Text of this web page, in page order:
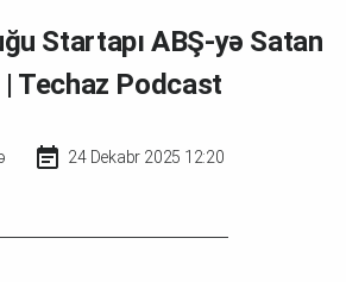
Startapı ABŞ-yə Satan
Techaz Podcast
24 Dekabr 2025 12:20